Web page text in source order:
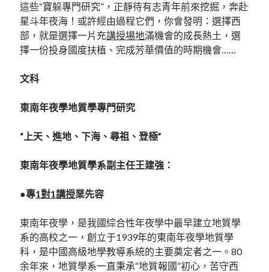
這些“寶躲專門研究”，正靜待有志青年前來挖掘，奔赴
星斗年夜海！或許經由過程它們，你會發明：選擇西
部，就是選擇一片充講授場地滿機會的成長熱土，選
擇一份投身國度扶植、完成芳華價值的時期機會……
文科
東南年夜學地質學專門研究
“上天、進地、下海、尋祖、登極”
東南年夜學地質學系副主任王建強：
●專1對1講授業先容
東南年夜學，是我國綜合性年夜學中最早建立地質學
系的高校之一，創立于1939年的東南年夜學地質學
科，是中國高級地學教導系統的主要奠定者之一。80
余年來，地質學系一直秉承“地質報國”初心，苦守西